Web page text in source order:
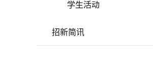
学生活动
招新简讯